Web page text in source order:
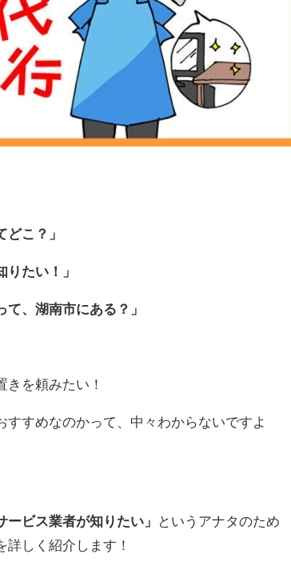
どこ？」
りたい！」
て、湖南市にある？」
を頼みたい！
すめなのかって、中々わからないですよ
ービス業者が知りたい」
というアナタのため
しく紹介します！